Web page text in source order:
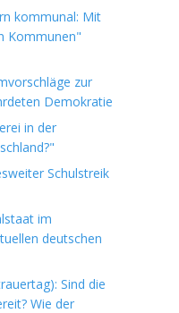
kommunal: Mit
Kommunen"
zur
Demokratie
in der
Schulstreik
im
deutschen
Sind die
Wie der